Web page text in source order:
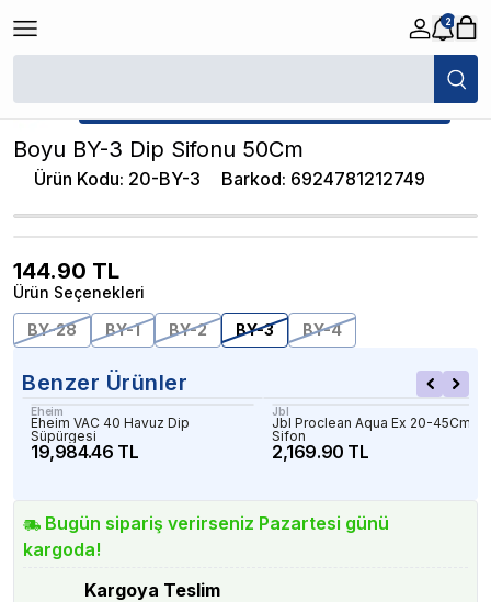
2
/ Boyu BY-3 Dip Sifonu 50Cm
★ Atakan Petshop, Boyu yetkili satıcısıdır.
Boyu BY-3 Dip Sifonu 50Cm
Ürün Kodu: 20-BY-3 Barkod: 6924781212749
144.90 TL
Ürün Seçenekleri
BY-28
BY-1 BY-2 BY-3 BY-4
Benzer Ürünler
Eheim
Eheim VAC 40 Havuz Dip
Süpürgesi
19,984.46 TL
Jbl
Jbl Proclean Aqua Ex 20-45Cm
Sifon
2,169.90 TL
Bugün sipariş verirseniz Pazartesi günü
kargoda!
Kargoya Teslim